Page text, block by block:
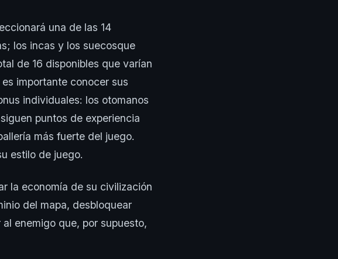
una de las 14
los incas y los suecosque
de 16 disponibles que varían
importante conocer sus
individuales: los otomanos
puntos de experiencia
más fuerte del juego.
estilo de juego.
la economía de su civilización
del mapa, desbloquear
enemigo que, por supuesto,